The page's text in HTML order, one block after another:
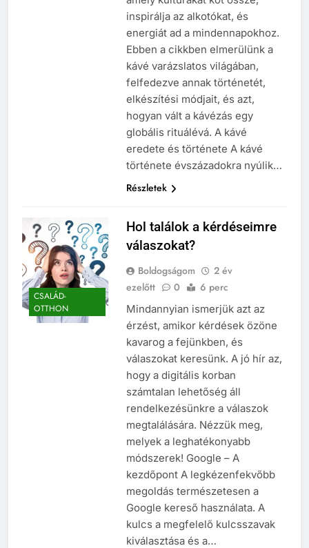
inspirálja az alkotókat, és
energiát ad a mindennapokhoz.
Ebben a cikkben elmerülünk a
kávé varázslatos világában,
felfedezve annak történetét,
elkészítési módjait, és azt,
hogyan vált a kávézás egy
globális rituálévá. A kávé
eredete és története A kávé
története évszázadokra nyúlik…
Részletek
CSALÁD-
OTTHON
Hol találok a kérdéseimre
válaszokat?
Boldogságom
2 év
ezelőtt
0 6 perc
Mindannyian ismerjük azt az
érzést, amikor kérdések özöne
kavarog a fejünkben, és
válaszokat keresünk. A jó hír az,
hogy a digitális korban
számtalan lehetőség áll
rendelkezésünkre a válaszok
megtalálására. Nézzük meg,
melyek a leghatékonyabb
módszerek! Google – A
kezdőpont A legkézenfekvőbb
megoldás természetesen a
Google kereső használata. A
kulcs a megfelelő kulcsszavak
kiválasztása és a…